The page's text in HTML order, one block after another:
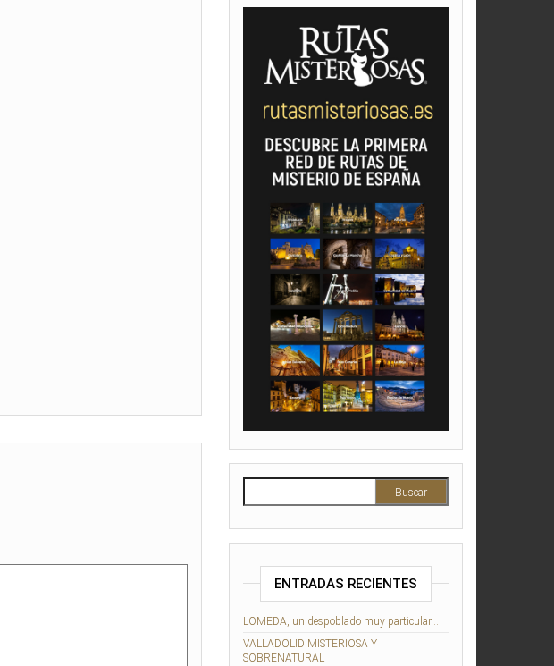
ENTRADAS RECIENTES
LOMEDA, un despoblado muy particular…
VALLADOLID MISTERIOSA Y
SOBRENATURAL